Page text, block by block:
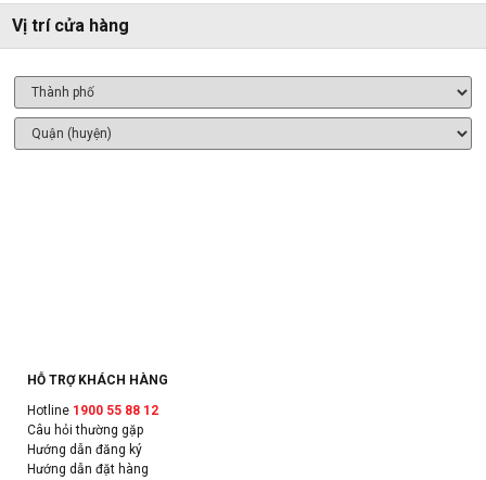
Vị trí cửa hàng
HỖ TRỢ KHÁCH HÀNG
Hotline 1900 55 88 12
Câu hỏi thường gặp
Hướng dẫn đăng ký
Hướng dẫn đặt hàng